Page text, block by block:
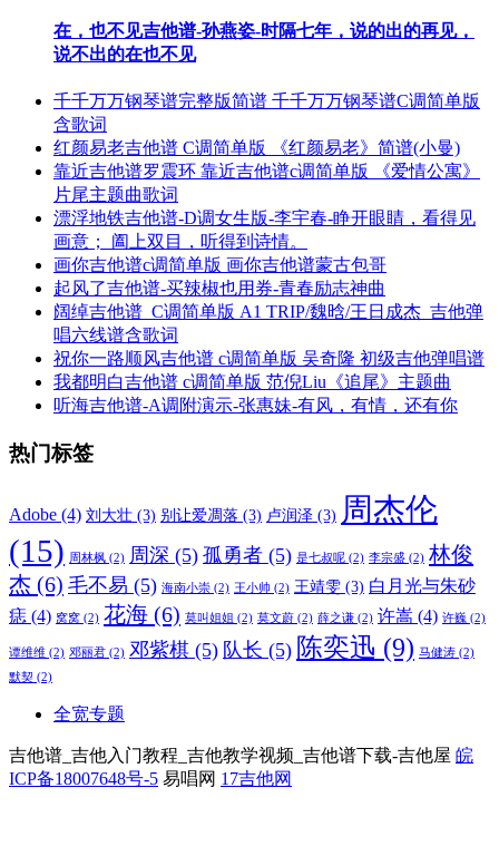
在，也不见吉他谱-孙燕姿-时隔七年，说的出的再见，
说不出的在也不见
千千万万钢琴谱完整版简谱 千千万万钢琴谱C调简单版
含歌词
红颜易老吉他谱 C调简单版 《红颜易老》简谱(小曼)
靠近吉他谱罗震环 靠近吉他谱c调简单版 《爱情公寓》
片尾主题曲歌词
漂浮地铁吉他谱-D调女生版-李宇春-睁开眼睛，看得见
画意； 阖上双目，听得到诗情。
画你吉他谱c调简单版 画你吉他谱蒙古包哥
起风了吉他谱-买辣椒也用券-青春励志神曲
阔绰吉他谱_C调简单版 A1 TRIP/魏晗/王日成杰_吉他弹
唱六线谱含歌词
祝你一路顺风吉他谱 c调简单版 吴奇隆 初级吉他弹唱谱
我都明白吉他谱 c调简单版 范倪Liu《追尾》主题曲
听海吉他谱-A调附演示-张惠妹-有风，有情，还有你
热门标签
Adobe (4) 刘大壮 (3) 别让爱凋落 (3) 卢润泽 (3) 周杰伦
(15) 周林枫 (2) 周深 (5) 孤勇者 (5) 是七叔呢 (2) 李宗盛 (2) 林俊
杰 (6) 毛不易 (5) 海南小崇 (2) 王小帅 (2) 王靖雯 (3) 白月光与朱砂
痣 (4) 窝窝 (2) 花海 (6) 莫叫姐姐 (2) 莫文蔚 (2) 薛之谦 (2) 许嵩 (4) 许巍 (2)
谭维维 (2) 邓丽君 (2) 邓紫棋 (5) 队长 (5) 陈奕迅 (9) 马健涛 (2)
默契 (2)
全宽专题
吉他谱_吉他入门教程_吉他教学视频_吉他谱下载-吉他屋 皖
ICP备18007648号-5 易唱网 17吉他网